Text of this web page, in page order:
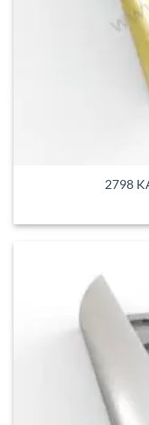
2798